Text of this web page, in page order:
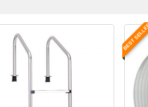
BEST